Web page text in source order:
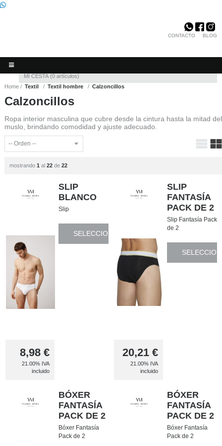
MI CESTA 0 artículos
CONTACTO BLOG
Home Textil Textil hombre Calzoncillos
Calzoncillos
Ropa interior masculina que cubre desde la cintura hasta la mitad del
muslo, brindando comodidad y ajuste adecuado.
mostrando 1 al 22de 22
8,98 €
21.00% IVA
incluido
SLIP
BLANCO
Slip
SELECCIONAR
20,21 €
21.00% IVA
incluido
SLIP
FANTASÍA
PACK DE 2
Slip Fantasía Pack
de 2
BÓXER
FANTASÍA
PACK DE 2
Bóxer Fantasía
Pack de 2
BÓXER
FANTASÍA
PACK DE 2
Bóxer Fantasía
Pack de 2